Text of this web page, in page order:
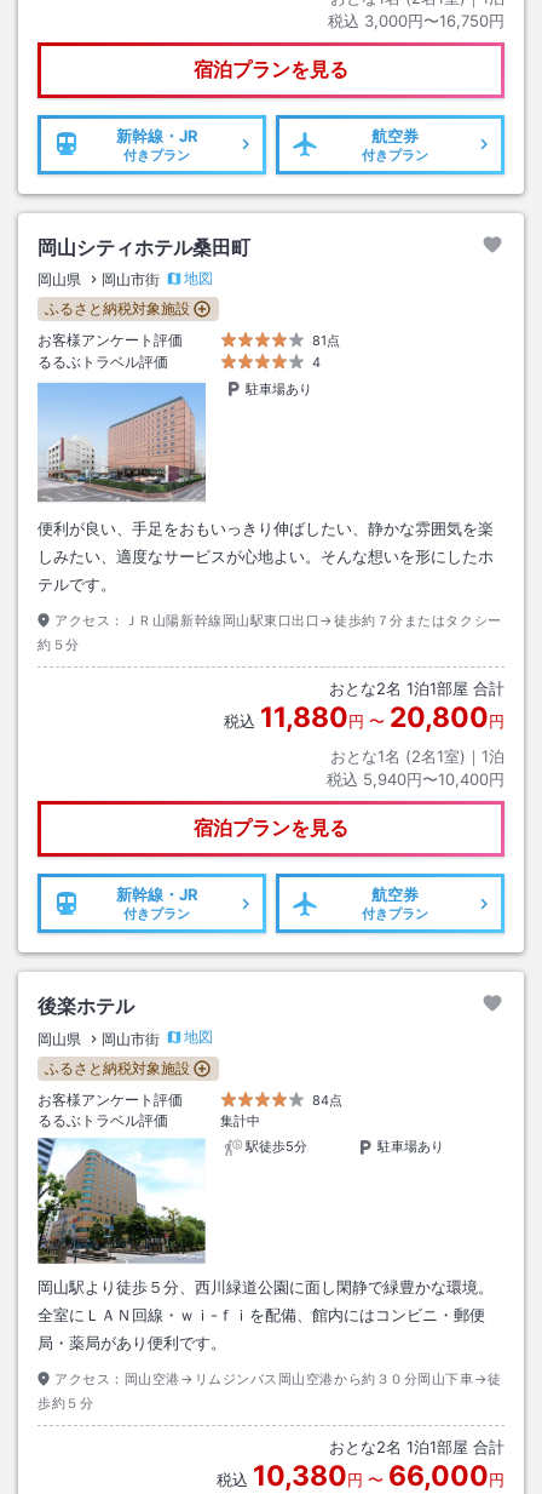
税込 3,000円〜16,750円
宿泊プランを見る
新幹線・JR
付きプラン
航空券
付きプラン
岡山シティホテル桑田町
岡山県 岡山市街
地図
ふるさと納税対象施設
お客様アンケート評価
81点
るるぶトラベル評価
4
駐車場あり
便利が良い、手足をおもいっきり伸ばしたい、静かな雰囲気を楽
しみたい、適度なサービスが心地よい。そんな想いを形にしたホ
テルです。
アクセス：
ＪＲ山陽新幹線岡山駅東口出口→徒歩約７分またはタクシー
約５分
おとな2名 1泊1部屋 合計
税込 11,880円 〜 20,800円
おとな1名 (2名1室)｜ 1泊
税込 5,940円〜10,400円
宿泊プランを見る
新幹線・JR
付きプラン
航空券
付きプラン
後楽ホテル
岡山県 岡山市街
地図
ふるさと納税対象施設
お客様アンケート評価
84点
るるぶトラベル評価
集計中
駅徒歩5分
駐車場あり
岡山駅より徒歩５分、西川緑道公園に面し閑静で緑豊かな環境。
全室にＬＡＮ回線・ｗｉ-ｆｉを配備、館内にはコンビニ・郵便
局・薬局があり便利です。
アクセス： 岡山空港→リムジンバス岡山空港から約３０分岡山下車→徒
歩約５分
おとな2名 1泊1部屋 合計
税込 10,380円 〜 66,000円